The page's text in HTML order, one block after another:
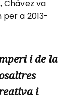
Chávez va
a 2013-
i de la
i